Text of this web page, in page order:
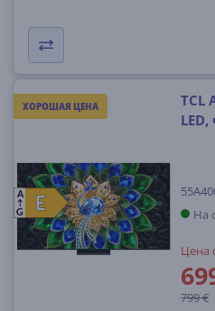
ХОРОШАЯ ЦЕНА
E
E
A
G
TCL
На
Цена
799 €